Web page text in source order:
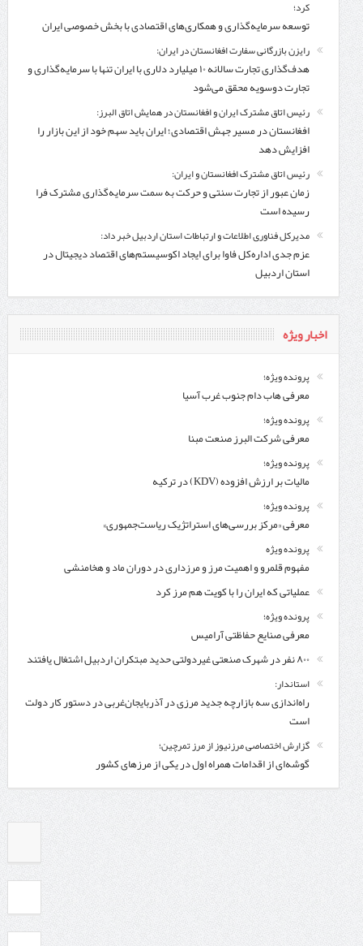
کرد؛
توسعه سرمایه‌گذاری و همکاری‌های اقتصادی با بخش خصوصی ایران
رایزن بازرگانی سفارت افغانستان در ایران:
هدف‌گذاری تجارت سالانه ۱۰ میلیارد دلاری با ایران تنها با سرمایه‌گذاری و
تجارت دوسویه محقق می‌شود
رئیس اتاق مشترک ایران و افغانستان در همایش اتاق البرز:
افغانستان در مسیر جهش اقتصادی؛ ایران باید سهم خود از این بازار را
افزایش دهد
رئیس اتاق مشترک افغانستان و ایران:
زمان عبور از تجارت سنتی و حرکت به سمت سرمایه‌گذاری مشترک فرا
رسیده است
مدیرکل فناوری اطلاعات و ارتباطات استان اردبیل خبر داد:
عزم جدی اداره‌کل فاوا برای ایجاد اکوسیستم‌های اقتصاد دیجیتال در
استان اردبیل
اخبار ویژه
پرونده ویژه؛
معرفی هاب دام جنوب غرب آسیا
پرونده ویژه؛
معرفی شركت البرز صنعت مبنا
پرونده ویژه؛
مالیات بر ارزش افزوده (KDV) در ترکیه
پرونده ویژه؛
معرفی «مرکز بررسی‌های استراتژیک ریاست‌جمهوری»
پرونده ویژه
مفهوم قلمرو و اهمیت مرز و مرزداری در دوران ماد و هخامنشی
عملیاتی که ایران را با کویت هم مرز کرد
پرونده ویژه؛
معرفی صنایع حفاظتی آرامیس
۸۰۰ نفر در شهرک صنعتی غیردولتی حدید مبتکران اردبیل اشتغال یافتند
استاندار:
راه‌اندازی سه بازارچه جدید مرزی در آذربایجان‌غربی در دستور کار دولت
است
گزارش اختصاصی مرزنیوز از مرز تمرچین؛
گوشه‌ای از اقدامات همراه اول در یکی از مرزهای کشور